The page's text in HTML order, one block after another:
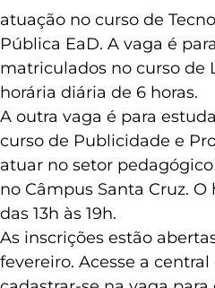
atuação no curso de
Pública EaD. A vaga é
matriculados no curso de
horária diária de 6 horas.
A outra vaga é para
curso de Publicidade e
atuar no setor
no Câmpus Santa Cruz.
das 13h às 19h.
As inscrições estão
fevereiro. Acesse a